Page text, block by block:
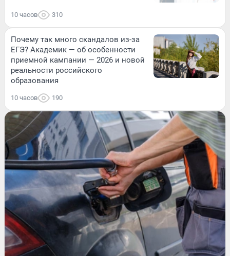
10 часов 310
Почему так много скандалов из-за
ЕГЭ? Академик — об особенности
приемной кампании — 2026 и новой
реальности российского
образования
10 часов 190